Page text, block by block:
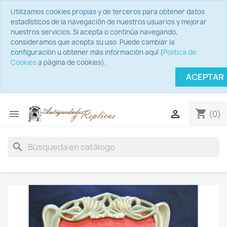
Utilizamos cookies propias y de terceros para obtener datos
estadísticos de la navegación de nuestros usuarios y mejorar
nuestros servicios. Si acepta o continúa navegando,
consideramos que acepta su uso. Puede cambiar la
configuración u obtener más información aquí (Politica de
Cookiesa página de cookies).
ACEPTAR
 shopping_cart (0)

search